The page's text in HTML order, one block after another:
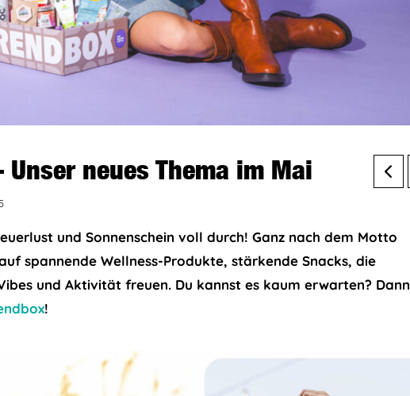
neues Thema im Mai
und Sonnenschein voll durch! Ganz nach dem Motto
spannende Wellness-Produkte, stärkende Snacks, die
und Aktivität freuen. Du kannst es kaum erwarten? Dann
!